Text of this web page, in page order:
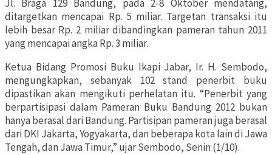
Jl. Braga 129 Bandung, pada 2-8 Oktober mendatang,
ditargetkan mencapai Rp. 5 miliar. Targetan transaksi itu
lebih besar Rp. 2 miliar dibandingkan pameran tahun 2011
yang mencapai angka Rp. 3 miliar.
Ketua Bidang Promosi Buku Ikapi Jabar, Ir. H. Sembodo,
mengungkapkan, sebanyak 102 stand penerbit buku
dipastikan akan mengikuti perhelatan itu. “Penerbit yang
berpartisipasi dalam Pameran Buku Bandung 2012 bukan
hanya berasal dari Bandung. Partisipan pameran juga berasal
dari DKI Jakarta, Yogyakarta, dan beberapa kota lain di Jawa
Tengah, dan Jawa Timur,” ujar Sembodo, Senin (1/10).